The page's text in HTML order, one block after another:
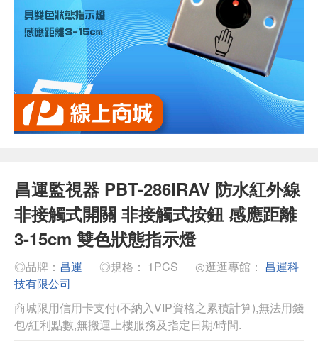
昌運監視器 PBT-286IRAV 防水紅外線
非接觸式開關 非接觸式按鈕 感應距離
3-15cm 雙色狀態指示燈
◎品牌： 昌運 ◎規格： 1PCS ◎逛逛專館： 昌運科
技有限公司
商城限用信用卡支付(不納入VIP資格之累積計算),無法用錢
包/紅利點數,無搬運上樓服務及指定日期/時間.